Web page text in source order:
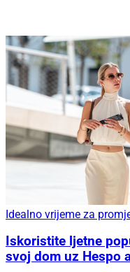
Idealno vrijeme za
Iskoristite ljetne
svoj dom uz Hespo